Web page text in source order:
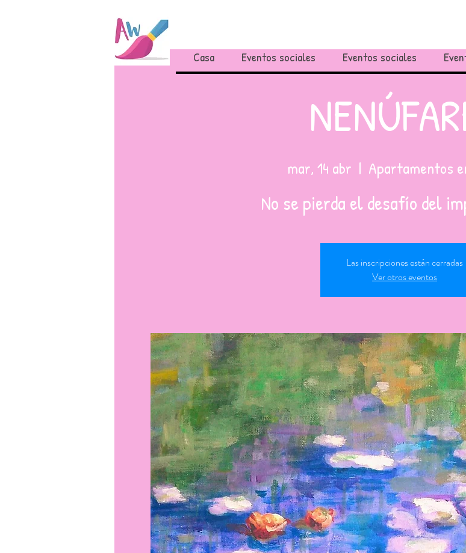
Casa Eventos sociales Eventos sociales
mar, 14 abr
  |
Apartamentos
No se pierda el desafío del
Las inscripciones están cerradas
Ver otros eventos